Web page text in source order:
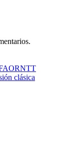
AORNTT
clásica